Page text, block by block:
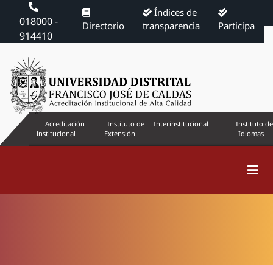
018000 -
914410
Directorio
Índices de
transparencia
Participa
Acreditación
institucional
Instituto de
Extensión
Interinstitucional
Instituto de
Idiomas